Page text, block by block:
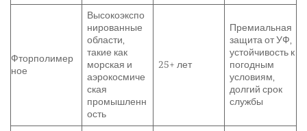
Фторполимер
ное
Высокоэкспо
нированные
области,
такие как
морская и
аэрокосмиче
ская
промышленн
ость
25+ лет
Премиальная
защита от УФ,
устойчивость к
погодным
условиям,
долгий срок
службы